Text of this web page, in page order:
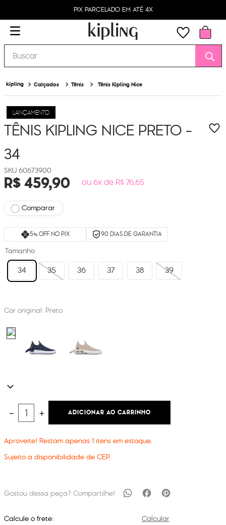
PIX PARCELADO EM ATÉ 4X
Buscar
Calçados Tênis Tênis Kipling Nice
LANÇAMENTO
TÊNIS KIPLING NICEPRETO -
34
60673900
R$459,90 ou 6x de R$ 76,65
Comparar
5% OFF NO PIX 90 DIAS DE GARANTIA
Tamanho
34 35 36 37 38 39
Cor original: Preto
＋
－ ADICIONAR AO CARRINHO
Aproveite! Restam apenas1itens em estoque.
Sujeito a disponibilidade de CEP.
Calcule o frete: Calcular